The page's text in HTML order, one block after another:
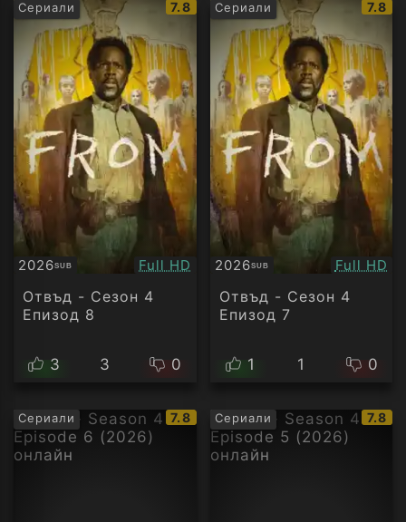
Сериали
IMDb
рейтинг:
7.8
2026SUB
Субтитри Качество:
Full HD
Отвъд - Сезон 4
Епизод 8
3 3 0
Сериали
IMDb
7.8
2026SUB
Субтитри Full HD
Отвъд - Сезон 4
Епизод 7
1 1 0
Сериали
IMDb
рейтинг:
7.8 Сериали
IMDb
7.8